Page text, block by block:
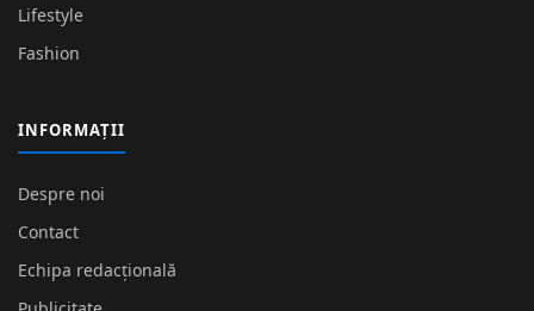
Lifestyle
Fashion
INFORMAȚII
Despre noi
Contact
Echipa redacțională